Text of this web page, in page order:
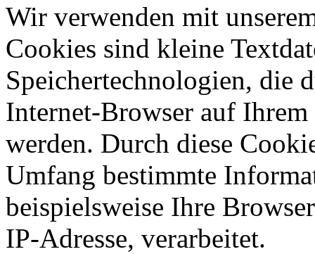
Wir verwenden mit
Cookies sind kleine
Speichertechnologien, die
Internet-Browser auf
werden. Durch diese
Umfang bestimmte
beispielsweise Ihre
IP-Adresse, verarbeitet.